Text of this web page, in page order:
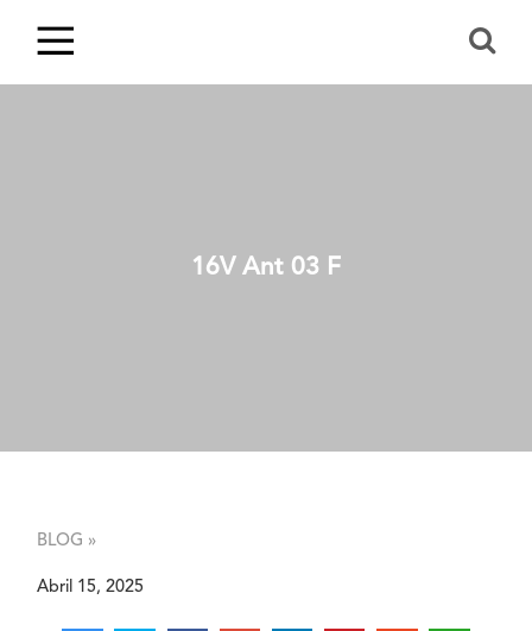
16V Ant 03 F
BLOG »
Abril 15, 2025